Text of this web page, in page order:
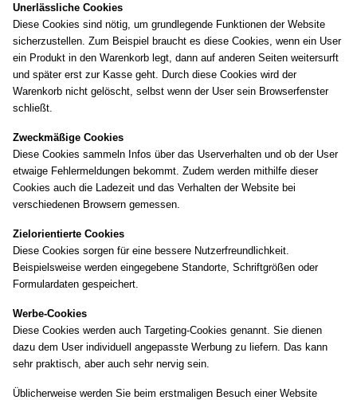
Unerlässliche Cookies
Diese Cookies sind nötig, um grundlegende Funktionen der Website
sicherzustellen. Zum Beispiel braucht es diese Cookies, wenn ein User
ein Produkt in den Warenkorb legt, dann auf anderen Seiten weitersurft
und später erst zur Kasse geht. Durch diese Cookies wird der
Warenkorb nicht gelöscht, selbst wenn der User sein Browserfenster
schließt.
Zweckmäßige Cookies
Diese Cookies sammeln Infos über das Userverhalten und ob der User
etwaige Fehlermeldungen bekommt. Zudem werden mithilfe dieser
Cookies auch die Ladezeit und das Verhalten der Website bei
verschiedenen Browsern gemessen.
Zielorientierte Cookies
Diese Cookies sorgen für eine bessere Nutzerfreundlichkeit.
Beispielsweise werden eingegebene Standorte, Schriftgrößen oder
Formulardaten gespeichert.
Werbe-Cookies
Diese Cookies werden auch Targeting-Cookies genannt. Sie dienen
dazu dem User individuell angepasste Werbung zu liefern. Das kann
sehr praktisch, aber auch sehr nervig sein.
Üblicherweise werden Sie beim erstmaligen Besuch einer Website